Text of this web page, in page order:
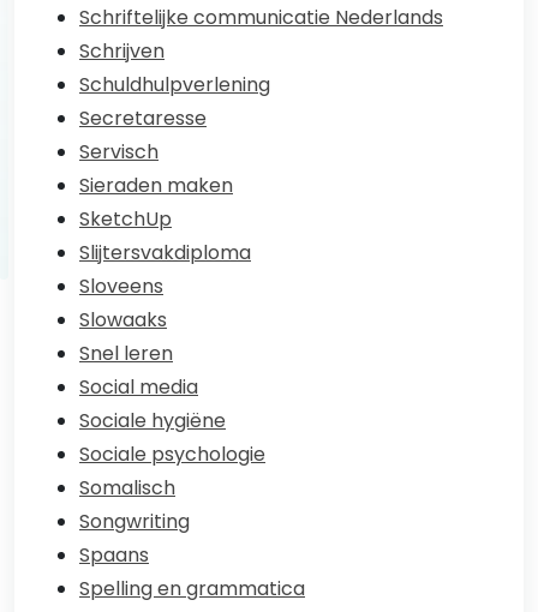
Schriftelijke communicatie Nederlands
Schrijven
Schuldhulpverlening
Secretaresse
Servisch
Sieraden maken
SketchUp
Slijtersvakdiploma
Sloveens
Slowaaks
Snel leren
Social media
Sociale hygiëne
Sociale psychologie
Somalisch
Songwriting
Spaans
Spelling en grammatica